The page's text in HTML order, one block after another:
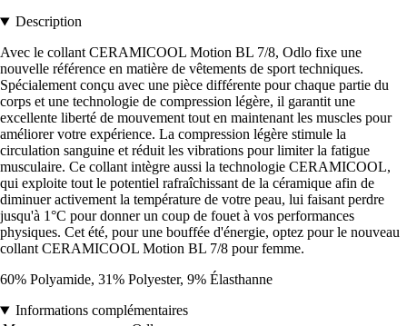
Description
Avec le collant CERAMICOOL Motion BL 7/8, Odlo fixe une
nouvelle référence en matière de vêtements de sport techniques.
Spécialement conçu avec une pièce différente pour chaque partie du
corps et une technologie de compression légère, il garantit une
excellente liberté de mouvement tout en maintenant les muscles pour
améliorer votre expérience. La compression légère stimule la
circulation sanguine et réduit les vibrations pour limiter la fatigue
musculaire. Ce collant intègre aussi la technologie CERAMICOOL,
qui exploite tout le potentiel rafraîchissant de la céramique afin de
diminuer activement la température de votre peau, lui faisant perdre
jusqu'à 1°C pour donner un coup de fouet à vos performances
physiques. Cet été, pour une bouffée d'énergie, optez pour le nouveau
collant CERAMICOOL Motion BL 7/8 pour femme.
60% Polyamide, 31% Polyester, 9% Élasthanne
Informations complémentaires